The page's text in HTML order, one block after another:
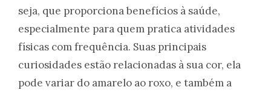
seja, que proporciona benefícios à saúde,
especialmente para quem pratica atividades
físicas com frequência. Suas principais
curiosidades estão relacionadas à sua cor, ela
pode variar do amarelo ao roxo, e também a